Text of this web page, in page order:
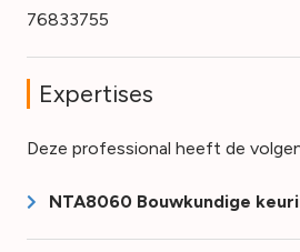
76833755
Expertises
Deze professional heeft de
NTA8060 Bouwkundige